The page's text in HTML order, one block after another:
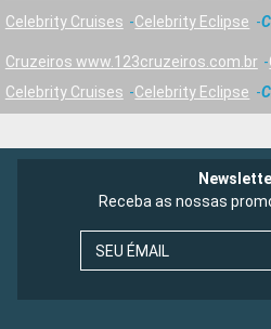
Celebrity Cruises
Celebrity Eclipse
Cruzeiros www.123cruzeiros.com.br
Celebrity Cruises
Celebrity Eclipse
Receba as nossas
SEU ÉMAIL